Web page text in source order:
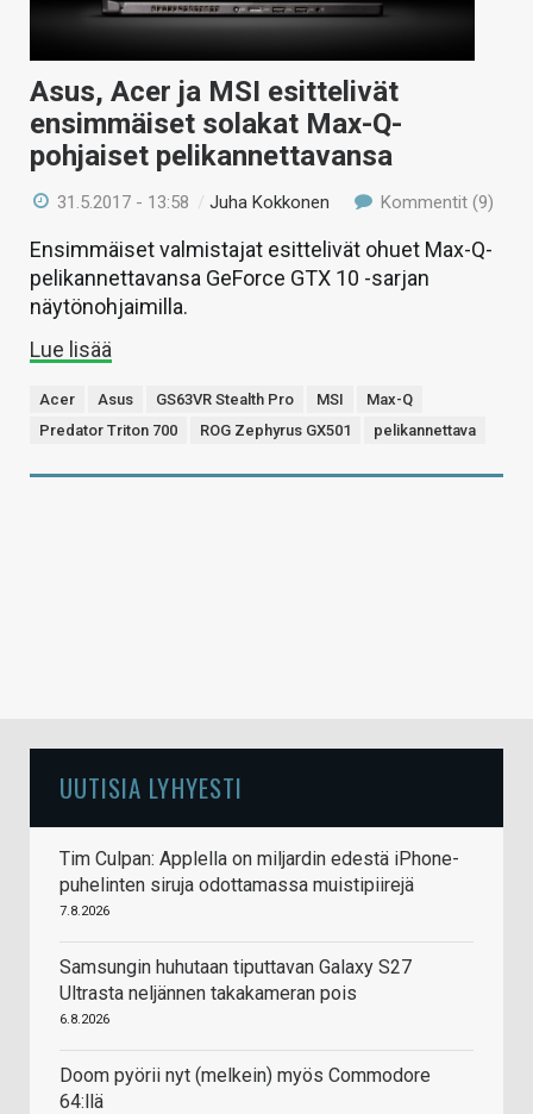
Asus, Acer ja MSI esittelivät
ensimmäiset solakat Max-Q-
pohjaiset pelikannettavansa
31.5.2017 - 13:58 /Juha Kokkonen Kommentit (9)
Ensimmäiset valmistajat esittelivät ohuet Max-Q-
pelikannettavansa GeForce GTX 10 -sarjan
näytönohjaimilla.
Lue lisää
Acer Asus GS63VR Stealth Pro MSI
Max-Q
Predator Triton 700
ROG Zephyrus GX501 pelikannettava
UUTISIA LYHYESTI
Tim Culpan: Applella on miljardin edestä iPhone-
puhelinten siruja odottamassa muistipiirejä
7.8.2026
Samsungin huhutaan tiputtavan Galaxy S27
Ultrasta neljännen takakameran pois
6.8.2026
Doom pyörii nyt (melkein) myös Commodore
64:llä